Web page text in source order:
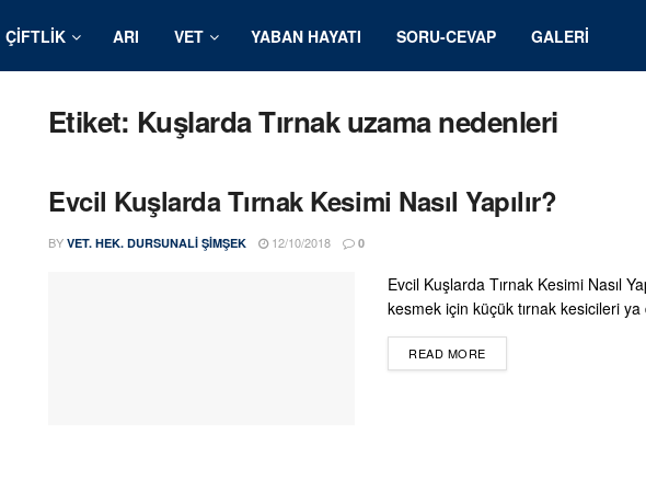
ÇIFTLIK ARI VET YABAN HAYATI SORU-CEVAP GALERI
Etiket: Kuşlarda Tırnak uzama nedenleri
Evcil Kuşlarda Tırnak Kesimi Nasıl Yapılır?
BY VET. HEK. DURSUNALI ŞIMŞEK 12/10/2018 0
Evcil Kuşlarda Tırnak Kesimi Nasıl
kesmek için küçük tırnak kesicileri
READ MOREDETAILS